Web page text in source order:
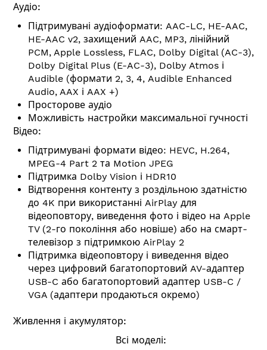
Аудіо:
Підтримувані аудіоформати: AAC-LC, HE-AAC,
HE-AAC v2, захищений AAC, MP3, лінійний
PCM, Apple Lossless, FLAC, Dolby Digital (AC-3),
Dolby Digital Plus (E-AC-3), Dolby Atmos і
Audible (формати 2, 3, 4, Audible Enhanced
Audio, AAX і AAX +)
Просторове аудіо
Можливість настройки максимальної гучності
Відео:
Підтримувані формати відео: HEVC, H.264,
MPEG-4 Part 2 та Motion JPEG
Підтримка Dolby Vision і HDR10
Відтворення контенту з роздільною здатністю
до 4K при використанні AirPlay для
відеоповтору, виведення фото і відео на Apple
TV (2-го покоління або новіше) або на смарт-
телевізор з підтримкою AirPlay 2
Підтримка відеоповтору і виведення відео
через цифровий багатопортовий AV-адаптер
USB-C або багатопортовий адаптер USB-C /
VGA (адаптери продаються окремо)
Живлення і акумулятор:
Всі моделі: